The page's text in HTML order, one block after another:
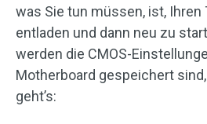
was Sie tun müssen, ist, Ihren
entladen und dann neu zu
werden die CMOS-
Motherboard gespeichert
geht’s: